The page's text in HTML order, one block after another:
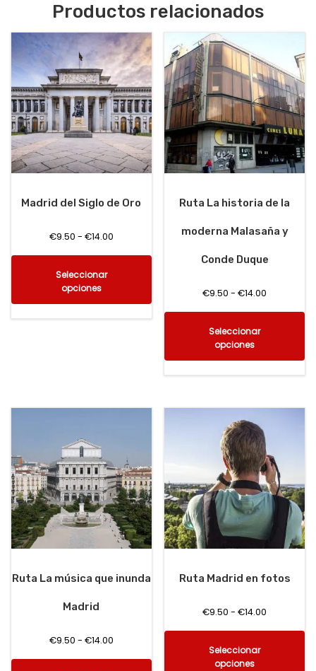
Productos relacionados
Madrid del Siglo de Oro
€9.50 - €14.00
Seleccionar
opciones
Ruta La historia de la
moderna Malasaña y
Conde Duque
€9.50 - €14.00
Seleccionar
opciones
Ruta La música que inunda
Madrid
€9.50 - €14.00
Ruta Madrid en fotos
€9.50 - €14.00
Seleccionar
opciones